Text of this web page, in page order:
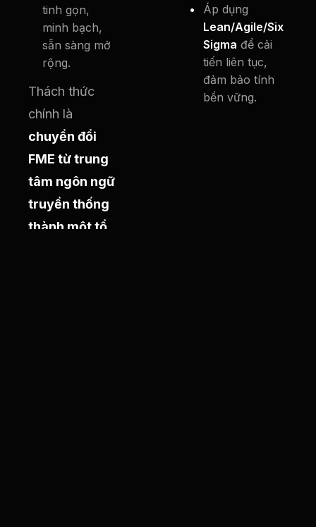
tinh gọn,
minh bạch,
sẵn sàng mở
rộng.
Thách thức
chính là
chuyển đổi
FME từ trung
tâm ngôn ngữ
truyền thống
thành một tổ
Áp dụng
Lean/Agile/Six
Sigma để cải
tiến liên tục,
đảm bảo tính
bền vững.